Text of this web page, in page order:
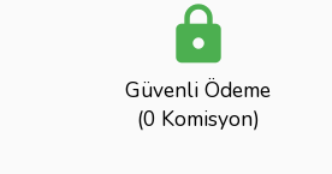
lock
Güvenli Ödeme
(0 Komisyon)